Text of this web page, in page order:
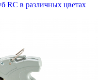
RC в различных цветах